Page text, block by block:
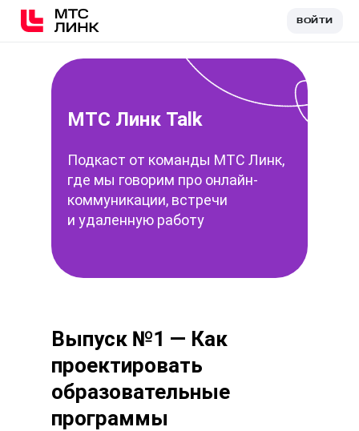
ВОЙТИВОЙТИ
МТС Линк Talk
Подкаст от команды МТС Линк,
где мы говорим про онлайн-
коммуникации, встречи
и удаленную работу
Выпуск №1 — Как
проектировать
образовательные
программы